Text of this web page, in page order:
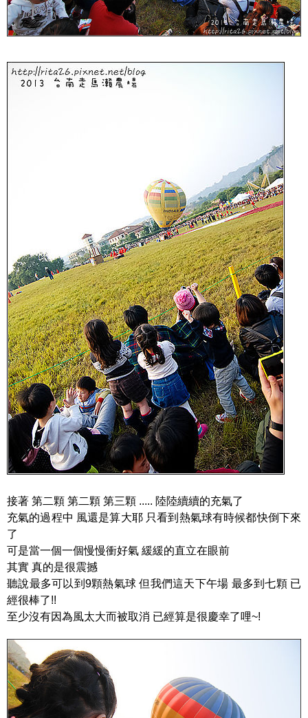
接著 第二顆 第二顆 第三顆 ..... 陸陸續續的充氣了
充氣的過程中 風還是算大耶 只看到熱氣球有時候都快倒下來
了
可是當一個一個慢慢衝好氣 緩緩的直立在眼前
其實 真的是很震撼
聽說最多可以到9顆熱氣球 但我們這天下午場 最多到七顆 已
經很棒了!!
至少沒有因為風太大而被取消 已經算是很慶幸了哩~!